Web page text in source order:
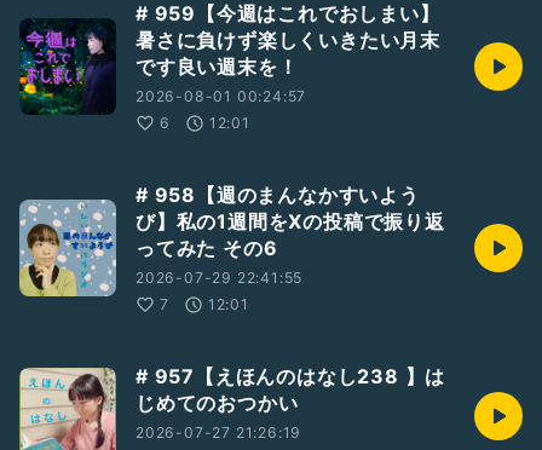
# 959【今週はこれでおしまい】
暑さに負けず楽しくいきたい月末
です良い週末を！
2026-08-01 00:24:57
6
12:01
# 958【週のまんなかすいよう
び】私の1週間をXの投稿で振り返
ってみた その6
2026-07-29 22:41:55
7
12:01
# 957【えほんのはなし238 】は
じめてのおつかい
2026-07-27 21:26:19